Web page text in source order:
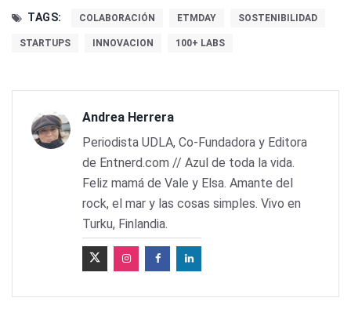
TAGS: COLABORACIÓN ETMDAY SOSTENIBILIDAD
STARTUPS INNOVACION 100+ LABS
Andrea Herrera
Periodista UDLA, Co-Fundadora y Editora
de Entnerd.com // Azul de toda la vida.
Feliz mamá de Vale y Elsa. Amante del
rock, el mar y las cosas simples. Vivo en
Turku, Finlandia.